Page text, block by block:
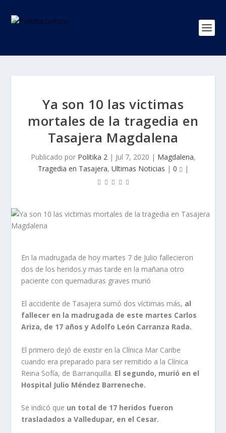
Ya son 10 las victimas
mortales de la tragedia en
Tasajera Magdalena
Publicado por Politika 2| Jul 7, 2020 | Magdalena,
Tragedia en Tasajera, Ultimas Noticias | 0 |
En la madrugada de hoy martes 7 de Julio fallecieron
dos de los heridos.y mas tarde en la mañana otro
paciente con quemaduras graves murió
El accidente de Tasajera sumó dos víctimas más, al
fallecer en la madrugada de este martes Carlos
Ariza, de 17 años y Adolfo León Carranza Rada.
El primero dejó de existir en la Clínica Mar Caribe
cuando era preparado para ser remitido a la Clínica
Reina Sofía, de Barranquilla. El segundo, murió en el
Hospital Julio Méndez Barreneche.
Se indicó que un total de 17 heridos fueron
trasladados a Valledupar, en el Cesar.